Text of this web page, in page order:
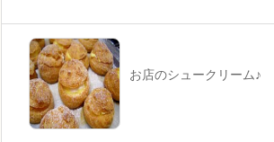
お店のシュークリーム♪